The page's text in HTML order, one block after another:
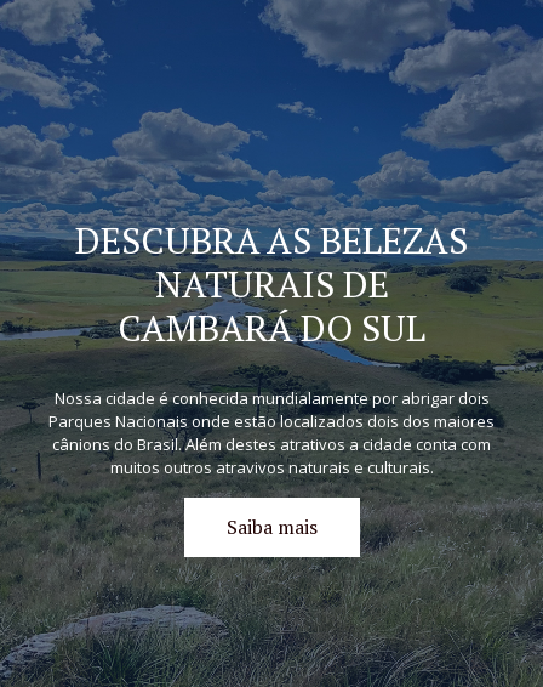
DESCUBRA AS BELEZAS
NATURAIS DE
CAMBARÁ DO SUL
Nossa cidade é conhecida mundialamente por abrigar dois
Parques Nacionais onde estão localizados dois dos maiores
cânions do Brasil. Além destes atrativos a cidade conta com
muitos outros atravivos naturais e culturais.
Saiba mais